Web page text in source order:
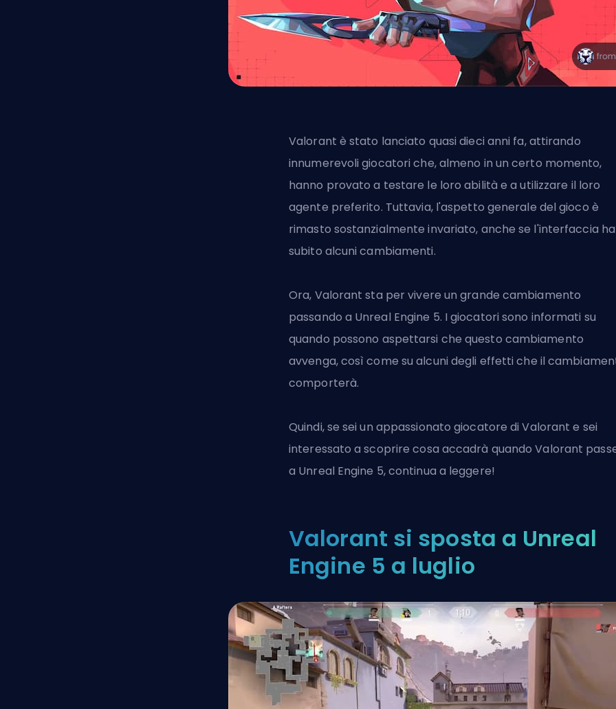
Valorant è stato lanciato quasi dieci anni fa, attirando
innumerevoli giocatori che, almeno in un certo momento,
hanno provato a testare le loro abilità e a utilizzare il loro
agente preferito. Tuttavia, l'aspetto generale del gioco è
rimasto sostanzialmente invariato, anche se l'interfaccia ha
subito alcuni cambiamenti.
Ora, Valorant sta per vivere un grande cambiamento
passando a Unreal Engine 5. I giocatori sono informati su
quando possono aspettarsi che questo cambiamento
avvenga, così come su alcuni degli effetti che il
comporterà.
Quindi, se sei un appassionatogiocatore di Valorant e sei
interessato a scoprire cosa accadrà quando Valorant
a Unreal Engine 5, continua a leggere!
Valorant si sposta a Unreal
Engine 5 a luglio